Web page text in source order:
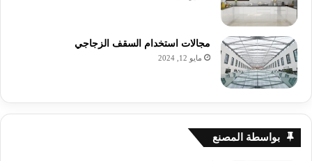
مجالات استخدام السقف الزجاجي
مايو 12, 2024
بواسطة المصنع